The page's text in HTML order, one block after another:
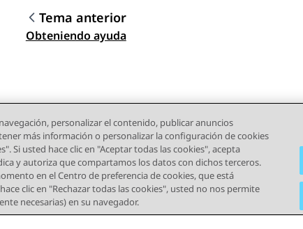
Navegación de tema
Tema anterior
Obteniendo ayuda
personalizar el contenido, publicar anuncios
más información o personalizar la configuración de cookies
Si usted hace clic en "Aceptar todas las cookies", acepta
y autoriza que compartamos los datos con dichos terceros.
en el Centro de preferencia de cookies, que está
clic en "Rechazar todas las cookies", usted no nos permite
necesarias) en su navegador.